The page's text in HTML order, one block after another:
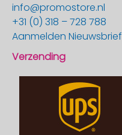
info@promostore.nl
+31 (0) 318 – 728 788
Aanmelden Nieuwsbrief
Verzending